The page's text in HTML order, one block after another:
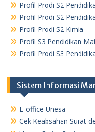
Profil Prodi S2
Profil Prodi S2
Profil Prodi S2 Kimia
Profil S3 Pendidikan
Profil Prodi S3
Sistem Informasi
E-office Unesa
Cek Keabsahan Surat